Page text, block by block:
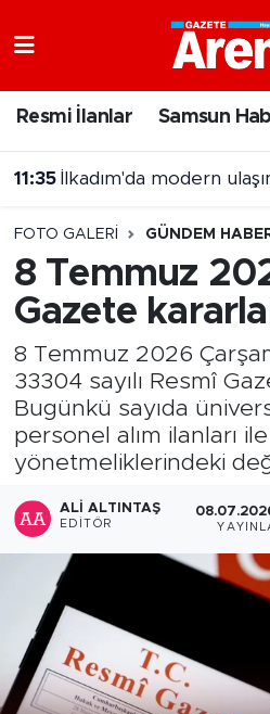
Resmi İlanlar Samsun
11:35 İlkadım'da modern
FOTO GALERI GÜNDEM
8 Temmuz
Gazete
8 Temmuz 2026
33304 sayılı Resmî
Bugünkü sayıda
personel alım ilanları
yönetmeliklerindeki
ALI ALTINTAŞ
EDITÖR
Samsun Namaz Vakitleri
Süper Lig Puan
Tüm Manşetler
Son Dakika Haberleri
Haber Arşivi